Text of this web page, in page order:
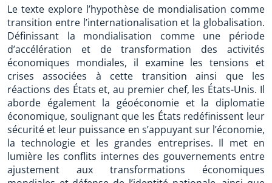
Le texte explore l’hypothèse de mondialisation comme
transition entre l’internationalisation et la globalisation.
Définissant la mondialisation comme une période
d’accélération et de transformation des activités
économiques mondiales, il examine les tensions et
crises associées à cette transition ainsi que les
réactions des États et, au premier chef, les États-Unis. Il
aborde également la géoéconomie et la diplomatie
économique, soulignant que les États redéfinissent leur
sécurité et leur puissance en s’appuyant sur l’économie,
la technologie et les grandes entreprises. Il met en
lumière les conflits internes des gouvernements entre
ajustement aux transformations économiques